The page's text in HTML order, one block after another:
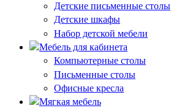
Детские письменные столы
Детские шкафы
Набор детской мебели
Мебель для кабинета
Компьютерные столы
Письменные столы
Офисные кресла
Мягкая мебель